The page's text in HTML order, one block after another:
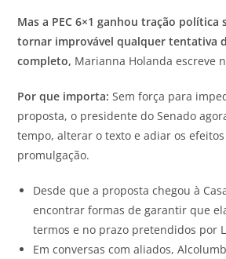
Mas a PEC 6×1 ganhou tração política
tornar improvável qualquer tentativa
completo, Marianna Holanda escreve
Por que importa:Sem força para
proposta, o presidente do Senado
tempo, alterar o texto e adiar os
promulgação.
Desde que a proposta chegou à
encontrar formas de garantir que
termos e no prazo pretendidos por
Em conversas com aliados,